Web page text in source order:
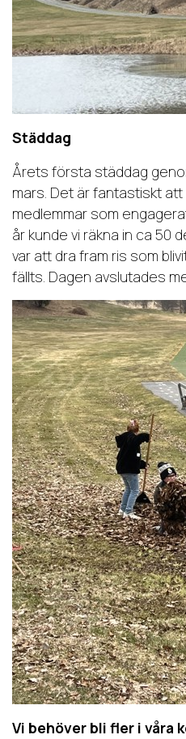
Städdag
Årets första städdag
mars. Det är fantastiskt
medlemmar som
år kunde vi räkna in ca 50
var att dra fram ris som
fällts. Dagen avslutades
Vi behöver bli fler i våra